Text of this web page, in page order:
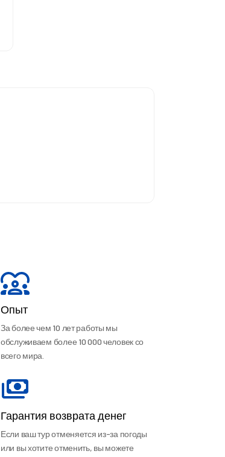
Опыт
За более чем 10 лет работы мы
обслуживаем более 10 000 человек со
всего мира.
Гарантия возврата денег
Если ваш тур отменяется из-за погоды
или вы хотите отменить, вы можете